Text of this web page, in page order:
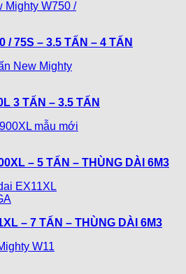
/ 75S – 3.5 TẤN – 4 TẤN
3 TẤN – 3.5 TẤN
– 5 TẤN – THÙNG DÀI 6M3
– 7 TẤN – THÙNG DÀI 6M3